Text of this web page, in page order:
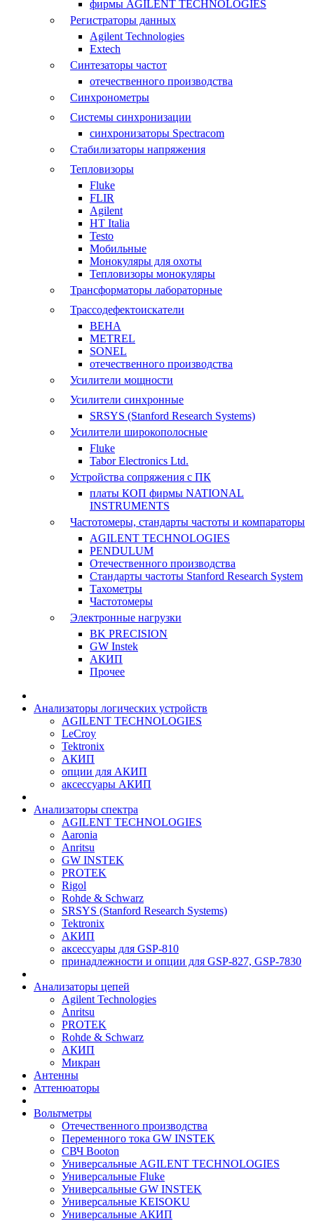
фирмы AGILENT TECHNOLOGIES
Регистраторы данных
Agilent Technologies
Extech
Синтезаторы частот
отечественного производства
Синхронометры
Системы синхронизации
синхронизаторы Spectracom
Стабилизаторы напряжения
Тепловизоры
Fluke
FLIR
Agilent
HT Italia
Testo
Мобильные
Монокуляры для охоты
Тепловизоры монокуляры
Трансформаторы лабораторные
Трассодефектоискатели
BEHA
METREL
SONEL
отечественного производства
Усилители мощности
Усилители синхронные
SRSYS (Stanford Research Systems)
Усилители широкополосные
Fluke
Tabor Electronics Ltd.
Устройства сопряжения с ПК
платы КОП фирмы NATIONAL
INSTRUMENTS
Частотомеры, стандарты частоты и компараторы
AGILENT TECHNOLOGIES
PENDULUM
Отечественного производства
Стандарты частоты Stanford Research System
Тахометры
Частотомеры
Электронные нагрузки
BK PRECISION
GW Instek
АКИП
Прочее
Анализаторы логических устройств
AGILENT TECHNOLOGIES
LeCroy
Tektronix
АКИП
опции для АКИП
аксессуары АКИП
Анализаторы спектра
AGILENT TECHNOLOGIES
Aaronia
Anritsu
GW INSTEK
PROTEK
Rigol
Rohde & Schwarz
SRSYS (Stanford Research Systems)
Tektronix
АКИП
аксессуары для GSP-810
принадлежности и опции для GSP-827, GSP-7830
Анализаторы цепей
Agilent Technologies
Anritsu
PROTEK
Rohde & Schwarz
АКИП
Микран
Антенны
Аттенюаторы
Вольтметры
Отечественного производства
Переменного тока GW INSTEK
СВЧ Booton
Универсальные AGILENT TECHNOLOGIES
Универсальные Fluke
Универсальные GW INSTEK
Универсальные KEISOKU
Универсальные АКИП